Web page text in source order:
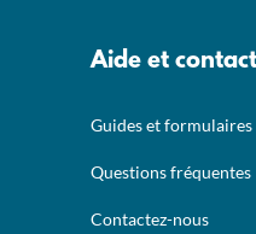
Aide et contact
Guides et formulaires
Questions fréquentes
Contactez-nous